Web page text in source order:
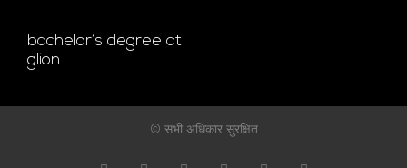
bachelor’s degree at
glion
© सभी अधिकार सुरक्षित